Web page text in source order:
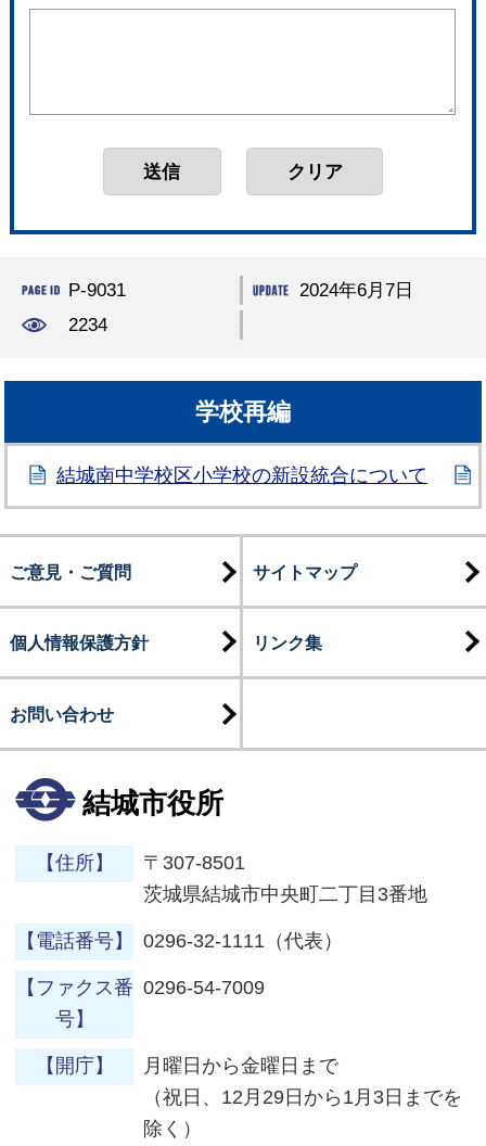
P-9031
2024年6月7日
2234
学校再編
結城南中学校区小学校の新設統合について
ご意見・ご質問 サイトマップ
個人情報保護方針 リンク集
お問い合わせ
結城市役所
【住所】
〒307-8501
茨城県結城市中央町二丁目3番地
【電話番号】 0296-32-1111（代表）
【ファクス番
号】
0296-54-7009
【開庁】
月曜日から金曜日まで
（祝日、12月29日から1月3日までを
除く）